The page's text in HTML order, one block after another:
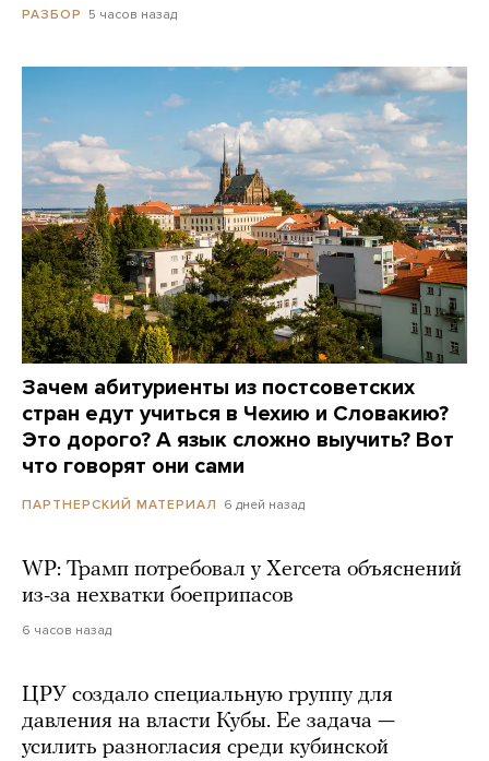
РАЗБОР 5 часов назад
Зачем абитуриенты из постсоветских
стран едут учиться в Чехию и Словакию?
Это дорого? А язык сложно выучить? Вот
что говорят они сами
ПАРТНЕРСКИЙ МАТЕРИАЛ 6 дней назад
WP: Трамп потребовал у Хегсета объяснений
из-за нехватки боеприпасов
6 часов назад
ЦРУ создало специальную группу для
давления на власти Кубы. Ее задача —
усилить разногласия среди кубинской